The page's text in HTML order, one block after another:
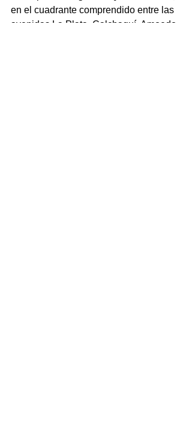
en el cuadrante comprendido entre las
avenidas La Plata, Calchaquí, Amoedo